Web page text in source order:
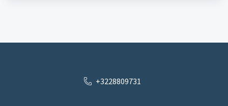
+3228809731